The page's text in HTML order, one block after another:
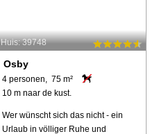
Huis: 39748
Osby
4 personen, 75 m²
10 m naar de kust.
Wer wünscht sich das nicht - ein
Urlaub in völliger Ruhe und